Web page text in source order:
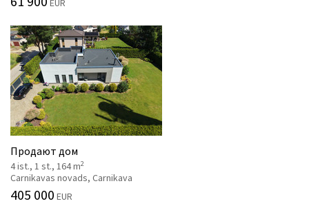
EUR
Продают дом
4 ist., 1 st., 164 m2
Carnikavas novads, Carnikava
405 000 EUR